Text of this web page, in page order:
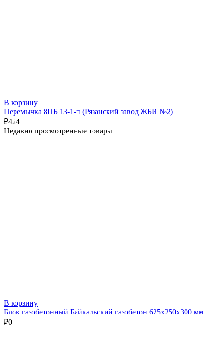
В корзину
Перемычка 8ПБ 13-1-п (Рязанский завод ЖБИ №2)
₽424
Недавно просмотренные товары
В корзину
Блок газобетонный Байкальский газобетон 625х250х300 мм
₽0